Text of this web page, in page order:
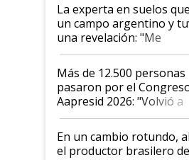
La experta en suelos
un campo argentino y
una revelación: "Me
impresionó mucho"
Más de 12.500 personas
pasaron por el
Aapresid 2026: "Volvió a
demostrar que hablar
suelo es hablar de todo el
sistema productivo"
En un cambio rotundo,
el productor brasilero